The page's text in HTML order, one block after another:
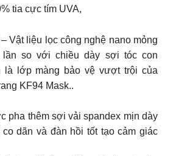
tia cực tím UVA,
Vật liệu lọc công nghệ nano mỏng
lần so với chiều dày sợi tóc con
là lớp màng bảo vệ vượt trội của
KF94 Mask..
pha thêm sợi vải spandex mịn dày
dãn và đàn hồi tốt tạo cảm giác